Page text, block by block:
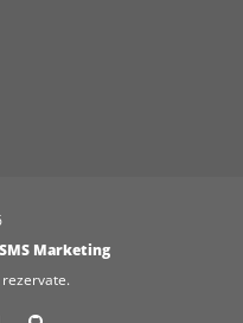
Marketing